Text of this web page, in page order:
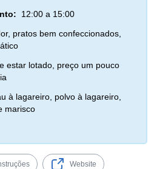
12:00 a 15:00
pratos bem confeccionados,
estar lotado, preço um pouco
à lagareiro, polvo à lagareiro,
marisco
Website